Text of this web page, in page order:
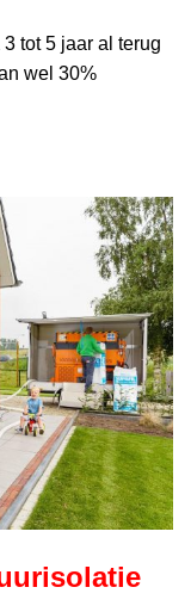
tot 5 jaar al terug
wel 30%